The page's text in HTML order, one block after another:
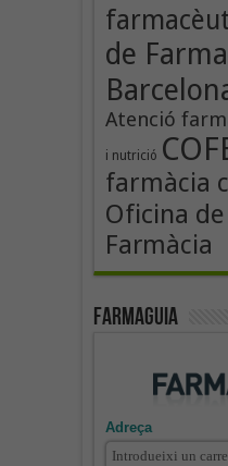
de
Atenció
i nutrició
farmàcia
Oficina
Farmàcia
Farmaguia
Adreça